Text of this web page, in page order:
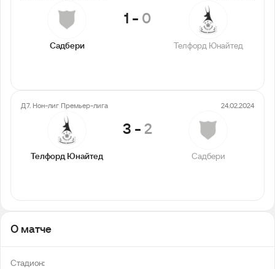
Садбери
1 - 0
Телфорд Юнайтед
Д7. Нон-лиг Премьер-лига 24.02.2024
Телфорд Юнайтед
3 -2
Садбери
О матче
Стадион: